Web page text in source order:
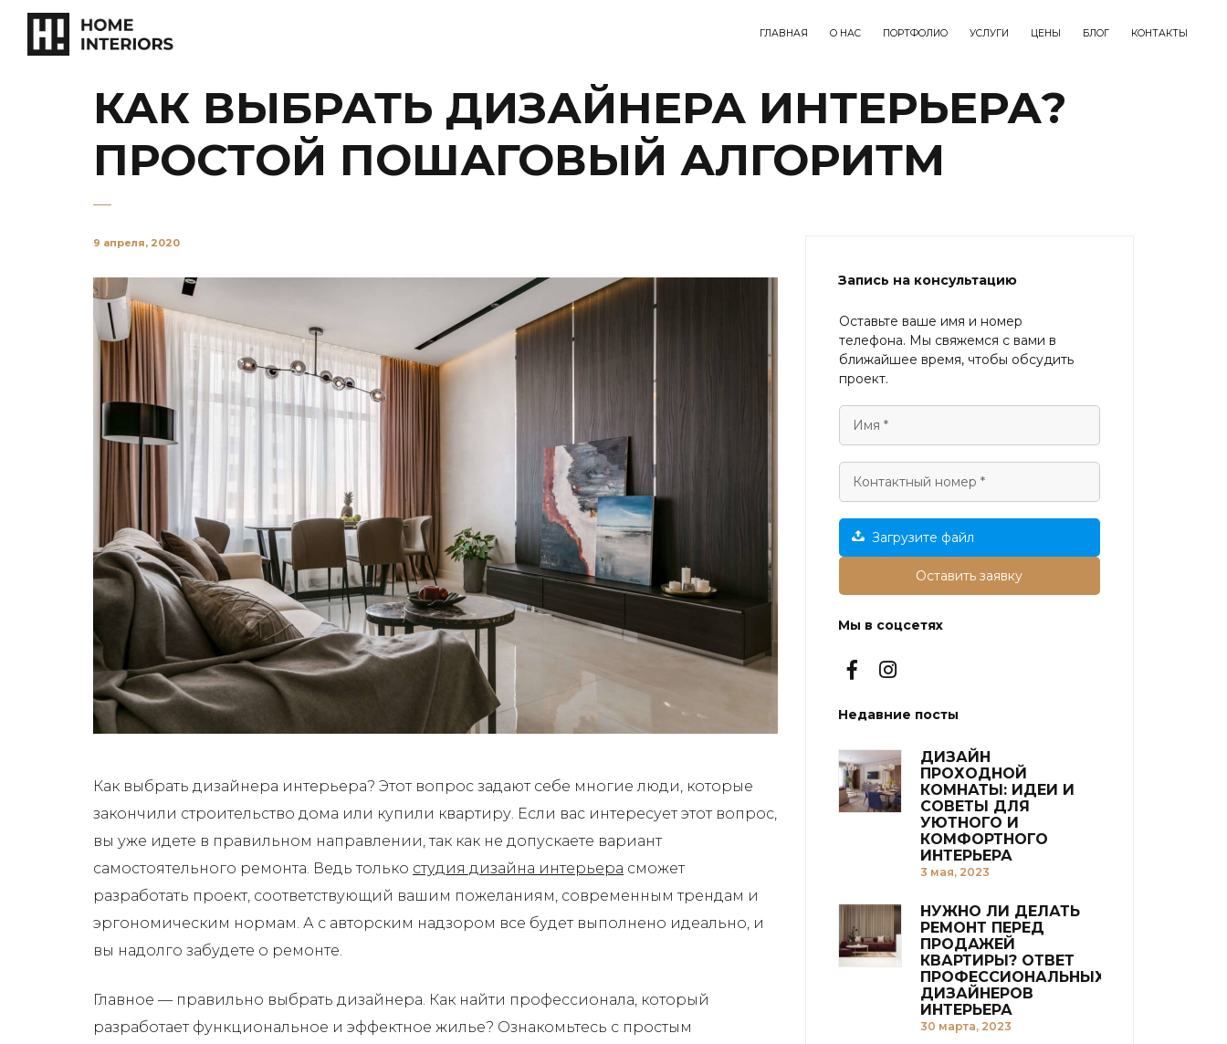
ГЛАВНАЯ О НАС ПОРТФОЛИО УСЛУГИ ЦЕНЫ БЛОГ КОНТАКТЫ
КАК ВЫБРАТЬ ДИЗАЙНЕРА ИНТЕРЬЕРА?
ПРОСТОЙ ПОШАГОВЫЙ АЛГОРИТМ
9 апреля, 2020
Как выбрать дизайнера интерьера? Этот вопрос задают себе многие люди, которые
закончили строительство дома или купили квартиру. Если вас интересует этот вопрос,
вы уже идете в правильном направлении, так как не допускаете вариант
самостоятельного ремонта. Ведь только студия дизайна интерьера сможет
разработать проект, соответствующий вашим пожеланиям, современным трендам и
эргономическим нормам. А с авторским надзором все будет выполнено идеально, и
вы надолго забудете о ремонте.
Главное — правильно выбрать дизайнера. Как найти профессионала, который
разработает функциональное и эффектное жилье? Ознакомьтесь с простым
Запись на консультацию
Оставьте ваше имя и номер
телефона. Мы свяжемся с вами в
ближайшее время, чтобы обсудить
проект.
Загрузите файл
Оставить заявку
Мы в соцсетях
Недавние посты
ДИЗАЙН
ПРОХОДНОЙ
КОМНАТЫ: ИДЕИ И
СОВЕТЫ ДЛЯ
УЮТНОГО И
КОМФОРТНОГО
ИНТЕРЬЕРА
3 мая, 2023
НУЖНО ЛИ ДЕЛАТЬ
РЕМОНТ ПЕРЕД
ПРОДАЖЕЙ
КВАРТИРЫ? ОТВЕТ
ПРОФЕССИОНАЛЬНЫХ
ДИЗАЙНЕРОВ
ИНТЕРЬЕРА
30 марта, 2023